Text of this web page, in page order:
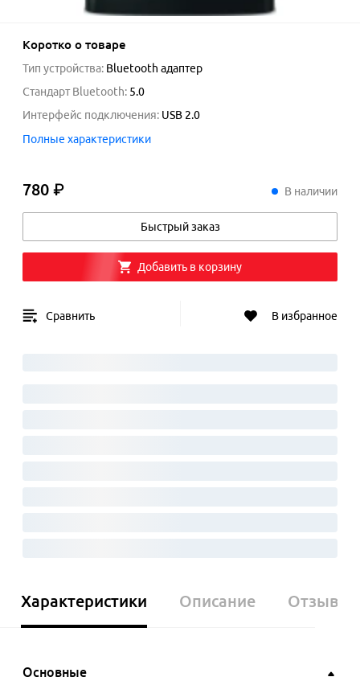
Коротко о товаре
Тип устройства: Bluetooth адаптер
Стандарт Bluetooth: 5.0
Интерфейс подключения: USB 2.0
Полные характеристики
780 ₽780 ₽ В наличии
Быстрый заказ
Добавить в корзину
Сравнить В избранное
Характеристики Описание Отзывы
Основные